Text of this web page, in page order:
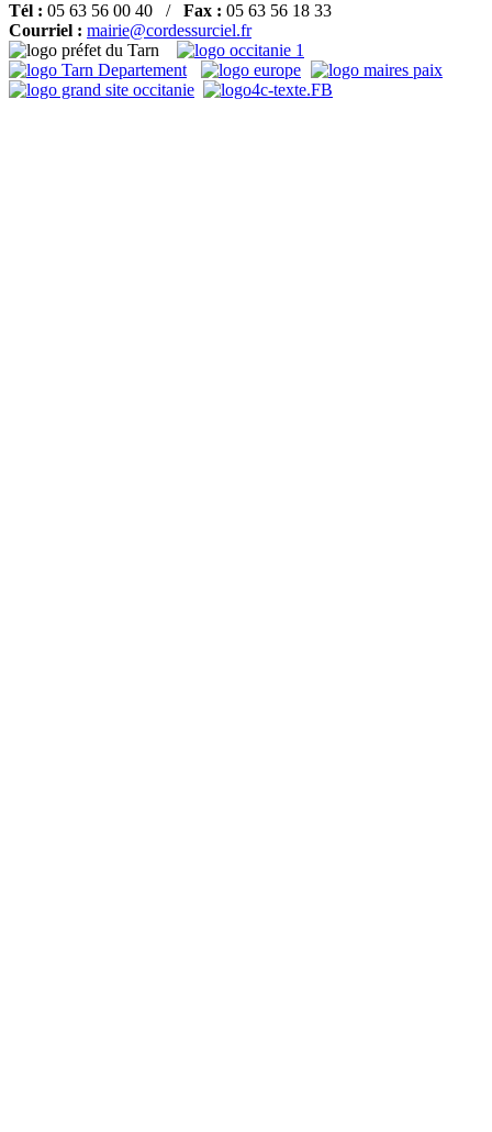
Tél : 05 63 56 00 40 / Fax : 05 63 56 18 33
Courriel : mairie@cordessurciel.fr